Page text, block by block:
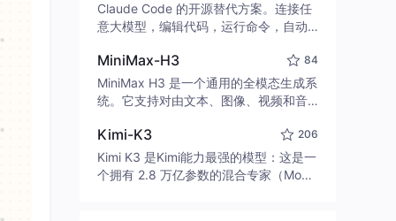
Claude Code 的开源替代方案。连接任
意大模型，编辑代码，运行命令，自动
致性能。 ｜ An open-source alternativ
e to Claude Code. Connect any LLM,
edit code, run commands, and verify
MiniMax-H3 84
MiniMax H3 是一个通用的全模态生成系
统。它支持对由文本、图像、视频和音
并能生成分辨率高达 2K、时长可达 15
秒的带原生立体声音频的视频。得益于
面向任务泛化的系统设计，H3 在预训练
Kimi-K3 206
Kimi K3 是Kimi能力最强的模型：这是一
个拥有 2.8 万亿参数的混合专家（Mo